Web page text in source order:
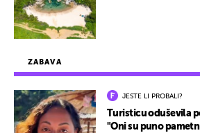
ZABAVA
JESTE LI PROBALI?
Turisticu oduševila
"Oni su puno